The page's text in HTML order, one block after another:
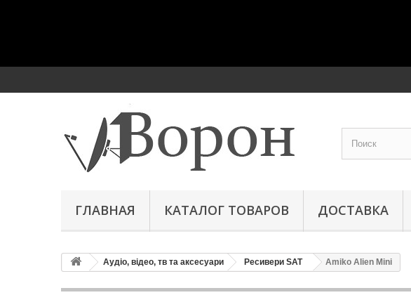
ГЛАВНАЯ КАТАЛОГ ТОВАРОВ ДОСТАВКА
Аудіо, відео, тв та аксесуари Ресивери SAT Amiko Alien Mini